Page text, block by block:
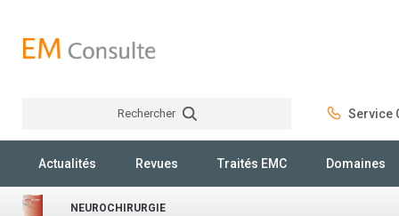
Rechercher Service
Actualités Revues Traités EMC Domaines
NEUROCHIRURGIE